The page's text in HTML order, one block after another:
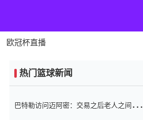
欧冠杯直播
热门篮球新闻
巴特勒访问迈阿密：交易之后老人之间的第